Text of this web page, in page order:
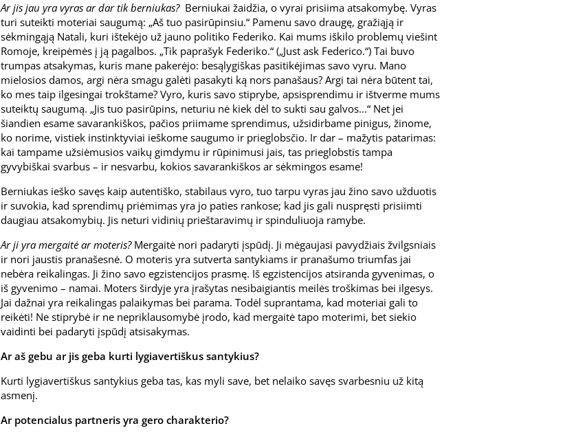
Ar jis jau yra vyras ar dar tik berniukas? Berniukai žaidžia, o vyrai prisiima atsakomybę. Vyras
turi suteikti moteriai saugumą: „Aš tuo pasirūpinsiu.“ Pamenu savo draugę, gražiąją ir
sėkmingąją Natali, kuri ištekėjo už jauno politiko Federiko. Kai mums iškilo problemų viešint
Romoje, kreipėmės į ją pagalbos. „Tik paprašyk Federiko.“ („Just ask Federico.“) Tai buvo
trumpas atsakymas, kuris mane pakerėjo: besąlygiškas pasitikėjimas savo vyru. Mano
mielosios damos, argi nėra smagu galėti pasakyti ką nors panašaus? Argi tai nėra būtent tai,
ko mes taip ilgesingai trokštame? Vyro, kuris savo stiprybe, apsisprendimu ir ištverme mums
suteiktų saugumą. „Jis tuo pasirūpins, neturiu nė kiek dėl to sukti sau galvos...“ Net jei
šiandien esame savarankiškos, pačios priimame sprendimus, užsidirbame pinigus, žinome,
ko norime, vistiek instinktyviai ieškome saugumo ir prieglobsčio. Ir dar – mažytis patarimas:
kai tampame užsiėmusios vaikų gimdymu ir rūpinimusi jais, tas prieglobstis tampa
gyvybiškai svarbus – ir nesvarbu, kokios savarankiškos ar sėkmingos esame!
Berniukas ieško savęs kaip autentiško, stabilaus vyro, tuo tarpu vyras jau žino savo užduotis
ir suvokia, kad sprendimų priėmimas yra jo paties rankose; kad jis gali nuspręsti prisiimti
daugiau atsakomybių. Jis neturi vidinių prieštaravimų ir spinduliuoja ramybe.
Ar ji yra mergaitė ar moteris?Mergaitė nori padaryti įspūdį. Ji mėgaujasi pavydžiais žvilgsniais
ir nori jaustis pranašesnė. O moteris yra sutverta santykiams ir pranašumo triumfas jai
nebėra reikalingas. Ji žino savo egzistencijos prasmę. Iš egzistencijos atsiranda gyvenimas, o
iš gyvenimo – namai. Moters širdyje yra įrašytas nesibaigiantis meilės troškimas bei ilgesys.
Jai dažnai yra reikalingas palaikymas bei parama. Todėl suprantama, kad moteriai gali to
reikėti! Ne stiprybė ir ne nepriklausomybė įrodo, kad mergaitė tapo moterimi, bet siekio
vaidinti bei padaryti įspūdį atsisakymas.
Ar aš gebu ar jis geba kurti lygiavertiškus santykius?
Kurti lygiavertiškus santykius geba tas, kas myli save, bet nelaiko savęs svarbesniu už kitą
asmenį.
Ar potencialus partneris yra gero charakterio?